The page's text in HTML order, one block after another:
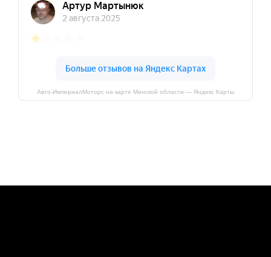
Авто-ИмпериалМоторс на карте Минской области — Яндекс Карты